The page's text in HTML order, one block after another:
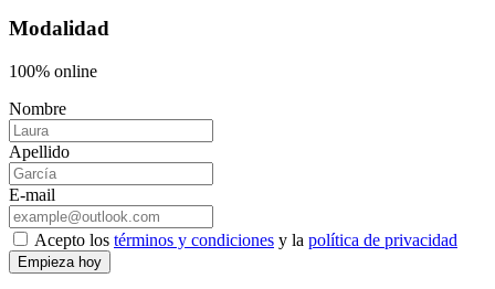
Modalidad
100% online
Nombre
Apellido
E-mail
Acepto los términos y condiciones y la política de privacidad
Empieza hoy